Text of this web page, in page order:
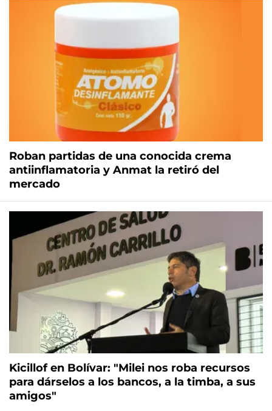
Roban partidas de una conocida crema
antiinflamatoria y Anmat la retiró del
mercado
Kicillof en Bolívar: "Milei nos roba recursos
para dárselos a los bancos, a la timba, a sus
amigos"